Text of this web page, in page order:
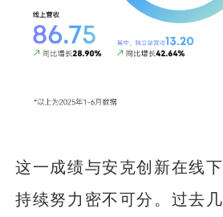
这一成绩与安克创新在线
持续努力密不可分。过去